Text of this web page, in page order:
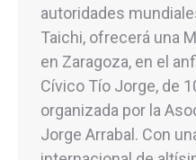
autoridades
Taichi, ofrecerá una
en Zaragoza, en el
Cívico Tío Jorge, de
organizada por la
Jorge Arrabal. Con